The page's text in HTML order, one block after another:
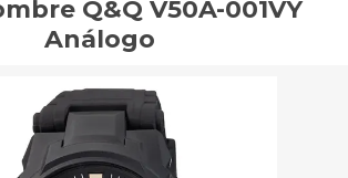
Q&Q V50A-001VY
Análogo